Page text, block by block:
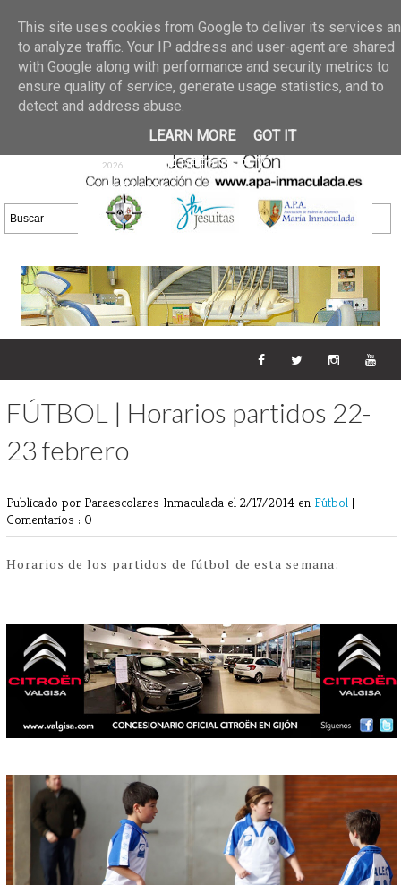
02 jun 2026
GALERIA DE FOTOS
30/05/2026
25 may 2026
GALERIA
DE FOTOS 23/05/2026
20 may
2026
GALERIA DE FOTOS
16/05/2026
DE FOTOS 09/05/2026
28 abr
2026
GALERIA DE FOTOS 25 Y
26/04/2026
FÚTBOL | Horarios partidos 22-
23 febrero
Publicado por Paraescolares Inmaculada el 2/17/2014 en Fútbol |
Comentarios : 0
Horarios de los partidos de fútbol de esta semana:
This site uses cookies from Google to deliver its services
to analyze traffic. Your IP address and user-agent are shared
with Google along with performance and security metrics to
ensure quality of service, generate usage statistics, and to
detect and address abuse.
LEARN MORE
GOT IT